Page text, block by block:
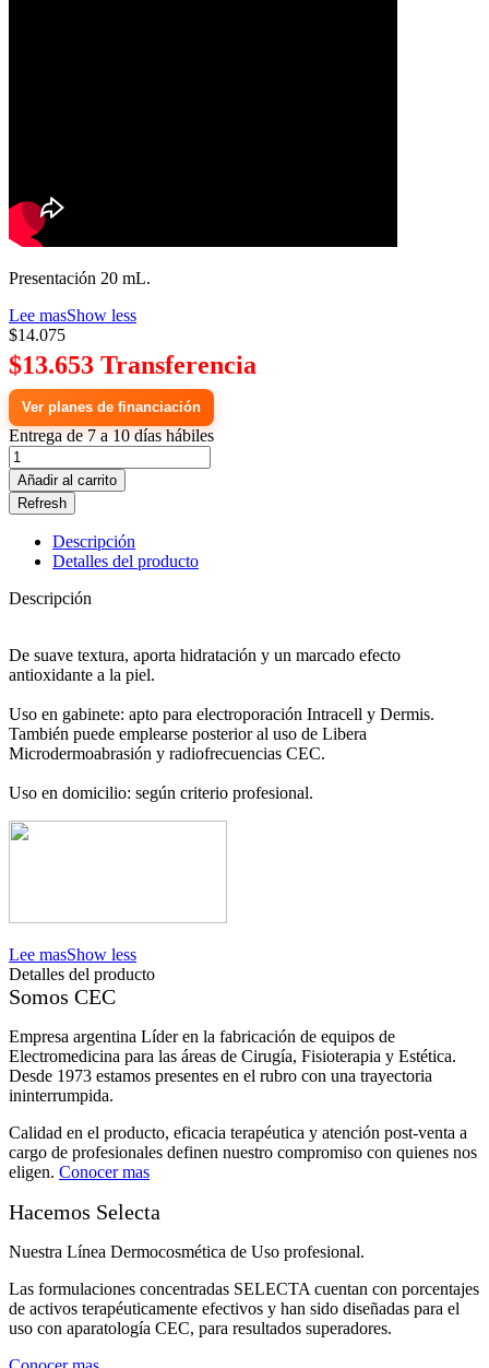
Presentación 20 mL.
Lee masShow less
$14.075
$13.653 Transferencia
Ver planes de financiación
Entrega de 7 a 10 días hábiles
Añadir al carrito
Descripción
Detalles del producto
Descripción
De suave textura, aporta hidratación y un marcado efecto
antioxidante a la piel.
Uso en gabinete: apto para electroporación Intracell y Dermis.
También puede emplearse posterior al uso de Libera
Microdermoabrasión y radiofrecuencias CEC.
Uso en domicilio: según criterio profesional.
Lee masShow less
Detalles del producto
Somos CEC
Empresa argentina Líder en la fabricación de equipos de
Electromedicina para las áreas de Cirugía, Fisioterapia y Estética.
Desde 1973 estamos presentes en el rubro con una trayectoria
ininterrumpida.
Calidad en el producto, eficacia terapéutica y atención post-venta a
cargo de profesionales definen nuestro compromiso con quienes nos
eligen. Conocer mas
Hacemos Selecta
Nuestra Línea Dermocosmética de Uso profesional.
Las formulaciones concentradas SELECTA cuentan con porcentajes
de activos terapéuticamente efectivos y han sido diseñadas para el
uso con aparatología CEC, para resultados superadores.